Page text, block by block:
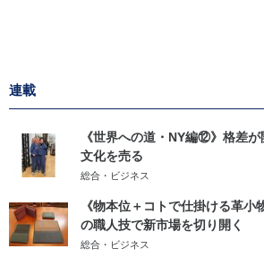
連載
《世界への道・NY編⑫》格差
文化を売る
総合・ビジネス
《物本位＋コトで仕掛ける革小
の職人技で新市場を切り開く
総合・ビジネス